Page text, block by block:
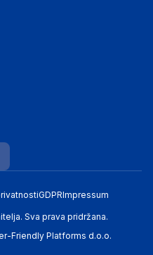
GDPRImpressum
Sva prava pridržana.
Friendly Platforms d.o.o.